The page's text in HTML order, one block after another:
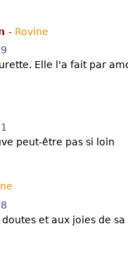
- Rovine
Elle l'a fait par
peut-être pas si loin
et aux joies de